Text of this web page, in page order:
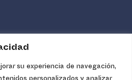
su experiencia de navegación,
personalizados y analizar